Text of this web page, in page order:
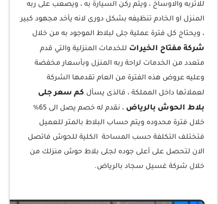
للاتربه والاوساخ ، ويتم ركن السيارة به ، ويصعب على ربه
المنزل او الخادم تنظيفه بشكل دورى لانه يأخد مجهود كبير
، ويحتاج كل فترة عملية جلى لبلاط الموجود به من خلال
شركة مفتاح الخيرات للخدمات المنزلية والتي قدم
متعدد من الخدمات لراحة ربه المنزل وبأسعار مخفضة
وعليه عروض هذه الفترة من العام تقدمها الشركة
لعملائها داخل المملكة ، فالذى يسأل كم سعر جلى
بلاط الحوش بالرياض
، نقدم له خصم يصل الى 65%
خلال فترة محدوده ويتم حساب البلاط بالمتر للعميل
فتختلف التكلفة حسب المساحة الكلية للحوش فاتصل
الان لتحصل على أعلى جوده لجلى بلاط حوش منزلك من
خلال شركة غسيل سجاد بالرياض.